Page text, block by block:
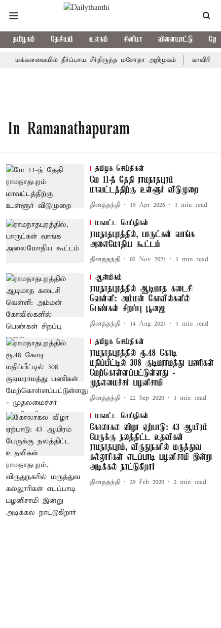
தமிழகம் தேசியம் உலகம் சினிமா விளையாட்டு
மக்களவையில் தீர்ப்பாய சீர்திருத்த மசோதா அறிமுகம் காவிரி
In Ramanathapuram
தமிழக செய்திகள்
மே 11-ந் தேதி ராமநாதபுரம்
மாவட்டத்திற்கு உள்ளூர் விடுமுறை
தினத்தந்தி 19 Apr 2026 1 min read
மாவட்ட செய்திகள்
ராமநாதபுரத்தில், பாருட்கள் வாங்க
அலைமோதிய கூட்டம்
தினத்தந்தி 02 Nov 2021 1 min read
ஆன்மிகம்
ராமநாதபுரத்தில் ஆடிமாத கடைசி
வெள்ளி: அம்மன் கோவில்களில்
பெண்கள் சிறப்பு பூஜை
தினத்தந்தி 14 Aug 2021 1 min read
தமிழக செய்திகள்
ராமநாதபுரத்தில் ரூ.48 கோடி
மதிப்பீட்டில் 308 குடிமராமத்து பணிகள்
மேற்கொள்ளப்பட்டுள்ளது -
முதலமைச்சர் பழனிசாமி
தினத்தந்தி 22 Sep 2020 1 min read
மாவட்ட செய்திகள்
கோலாகல விழா ஏற்பாடு: 43 ஆயிரம்
பேருக்கு நலத்திட்ட உதவிகள்
ராமநாதபுரம், விருதுநகரில் மருத்துவ
கல்லூரிகள் எடப்பாடி பழனிசாமி இன்று
அடிக்கல் நாட்டுகிறார்
தினத்தந்தி 29 Feb 2020 2 min read